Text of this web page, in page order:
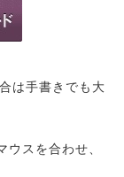
は手書きでも大
スを合わせ、